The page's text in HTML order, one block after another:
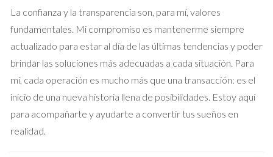
tratados fiscales y cómo aplicarlos a tu situación particular. No
dudes en buscar asesoramiento profesional para asegurarte
de que estás tomando las decisiones correctas. Recuerda
que cada caso es único y contar con la ayuda adecuada puede
marcar la diferencia entre pagar más impuestos de los
necesarios o disfrutar plenamente de tus ganancias. Si estás
listo para dar el siguiente paso y necesitas más información
sobre cómo evitar la doble imposición al vender o invertir, no
La confianza y la transparencia son, para mí, valores
fundamentales. Mi compromiso es mantenerme siempre
actualizado para estar al día de las últimas tendencias y poder
brindar las soluciones más adecuadas a cada situación. Para
mí, cada operación es mucho más que una transacción: es el
inicio de una nueva historia llena de posibilidades. Estoy aquí
para acompañarte y ayudarte a convertir tus sueños en
realidad.